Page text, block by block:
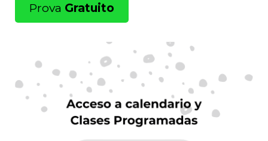
Prova Gratuito